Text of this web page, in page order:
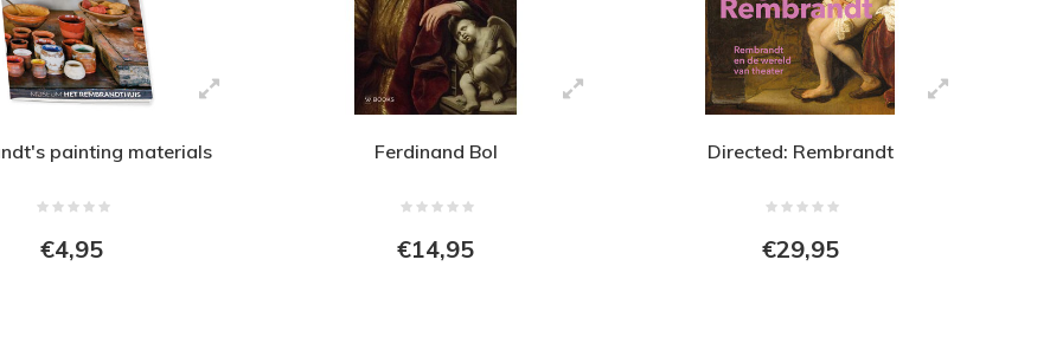
painting materials
€4,95
Ferdinand Bol
€14,95
Directed: Rembrandt
€29,95